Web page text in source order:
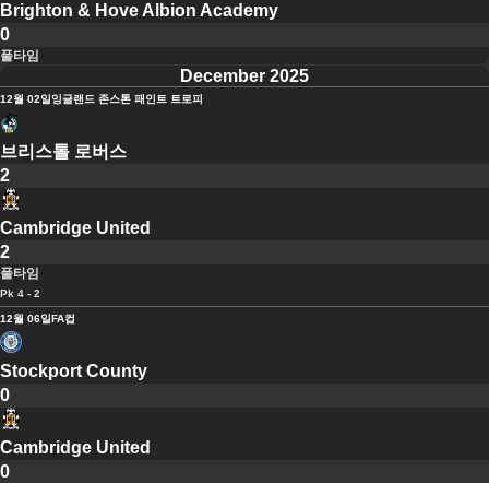
Brighton & Hove Albion Academy
0
풀타임
December 2025
12월 02일 잉글랜드 존스톤 패인트 트로피
브리스톨 로버스
2
Cambridge United
2
풀타임
Pk 4 - 2
12월 06일FA컵
Stockport County
0
Cambridge United
0